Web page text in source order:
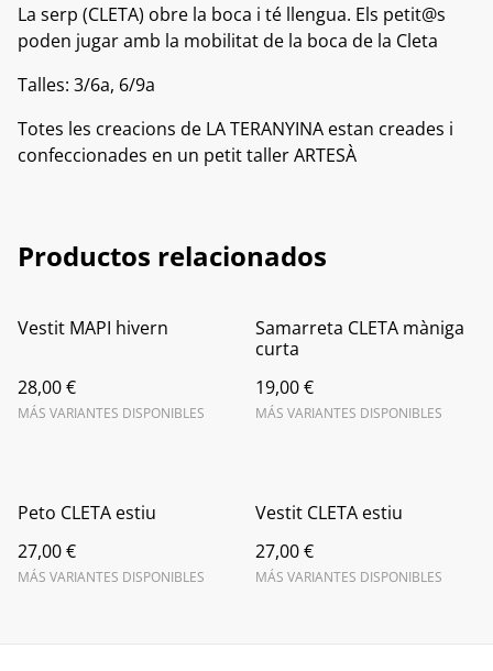
La serp (CLETA) obre la boca i té llengua. Els petit@s
poden jugar amb la mobilitat de la boca de la Cleta
Talles: 3/6a, 6/9a
Totes les creacions de LA TERANYINA estan creades i
confeccionades en un petit taller ARTESÀ
Productos relacionados
Vestit MAPI hivern
28,00 €
MÁS VARIANTES DISPONIBLES
Samarreta CLETA màniga
curta
19,00 €
MÁS VARIANTES DISPONIBLES
Peto CLETA estiu
27,00 €
MÁS VARIANTES DISPONIBLES
Vestit CLETA estiu
27,00 €
MÁS VARIANTES DISPONIBLES